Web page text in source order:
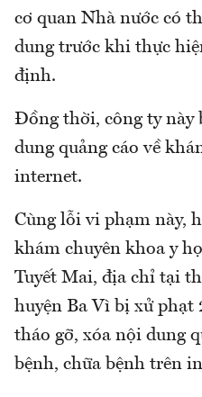
cơ quan Nhà nước có
dung trước khi thực
định.
Đồng thời, công ty này
dung quảng cáo về
internet.
Cùng lỗi vi phạm này,
khám chuyên khoa y
Tuyết Mai, địa chỉ tại
huyện Ba Vì bị xử phạt
tháo gỡ, xóa nội dung
bệnh, chữa bệnh trên